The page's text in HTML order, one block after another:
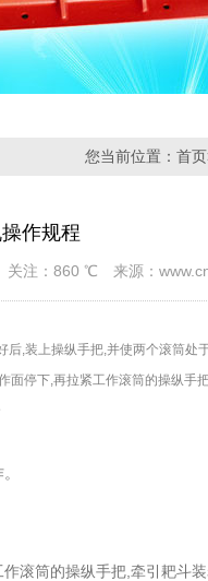
您当前位置： 首页
作规程
注：860 ℃ 来源：
,装上操纵手把,并使两个滚筒处
停下,再拉紧工作滚筒的操纵手
滚筒的操纵手把,牵引耙斗